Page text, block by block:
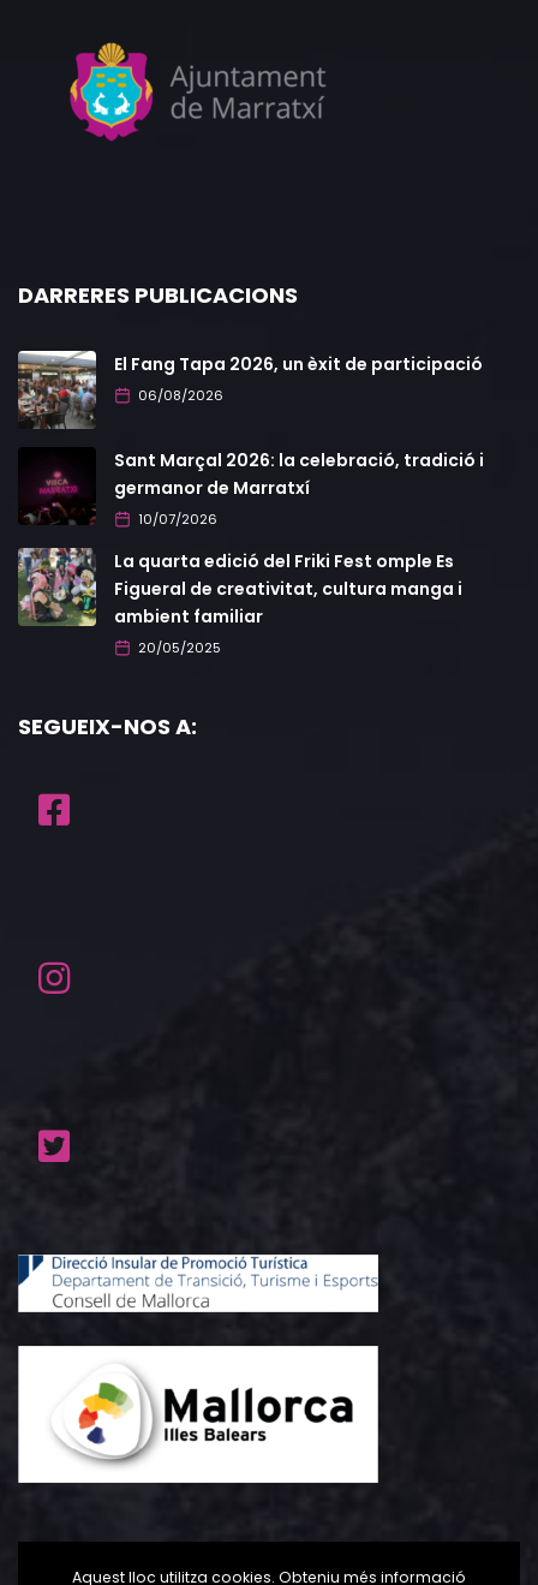
DARRERES PUBLICACIONS
El Fang Tapa 2026, un èxit de participació
06/08/2026
Sant Marçal 2026: la celebració, tradició i
germanor de Marratxí
10/07/2026
La quarta edició del Friki Fest omple Es
Figueral de creativitat, cultura manga i
ambient familiar
20/05/2025
SEGUEIX-NOS A:
Aquest lloc utilitza cookies. Obteniu més informació